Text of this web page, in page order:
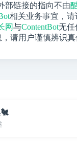
部链接的指向不由
相关业务事宜，
网与ContentBot无任
请用户谨慎辨识真